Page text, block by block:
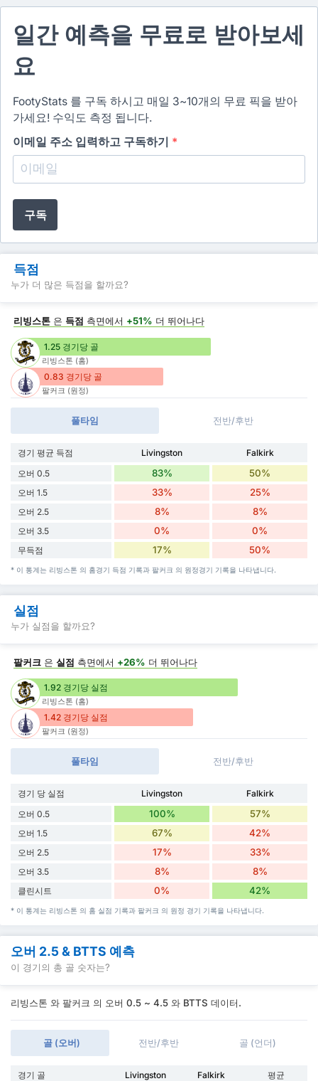
일간 예측을 무료로 받아보세
요
FootyStats 를 구독 하시고 매일 3~10개의 무료 픽을 받아
가세요! 수익도 측정 됩니다.
이메일 주소 입력하고 구독하기 *
구독
득점
누가 더 많은 득점을 할까요?
리빙스톤 은 득점 측면에서 +51% 더 뛰어나다
1.25 경기당 골
리빙스톤 (홈)
0.83 경기당 골
팔커크 (원정)
풀타임 전반/후반
경기 평균 득점 Livingston
Falkirk
오버 0.5
83% 50%
오버 1.5 33% 25%
오버 2.5 8% 8%
오버 3.5 0% 0%
무득점 17% 50%
* 이 통계는 리빙스톤 의 홈경기 득점 기록과 팔커크 의 원정경기 기록을 나타냅니다.
실점
누가 실점을 할까요?
팔커크 은 실점 측면에서 +26% 더 뛰어나다
1.92 경기당 실점
리빙스톤 (홈)
1.42 경기당 실점
팔커크 (원정)
풀타임 전반/후반
경기 당 실점 Livingston
Falkirk
오버 0.5
100% 57%
오버 1.5 67% 42%
오버 2.5 17% 33%
오버 3.5 8% 8%
클린시트 0% 42%
* 이 통계는 리빙스톤 의 홈 실점 기록과 팔커크 의 원정 경기 기록을 나타냅니다.
오버 2.5 & BTTS 예측
이 경기의 총 골 숫자는?
리빙스톤 와 팔커크 의 오버 0.5 ~ 4.5 와 BTTS 데이터.
골 (오버) 전반/후반 골 (언더)
경기 골 Livingston Falkirk
평균